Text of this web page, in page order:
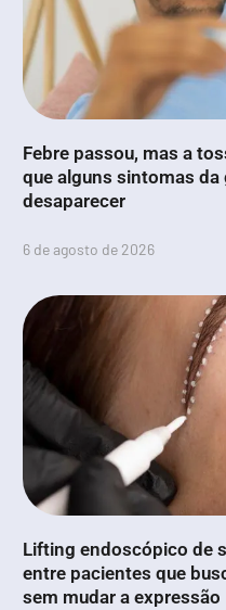
Febre passou, mas a
que alguns sintomas da
desaparecer
6 de agosto de 2026
Lifting endoscópico de
entre pacientes que
sem mudar a expressão